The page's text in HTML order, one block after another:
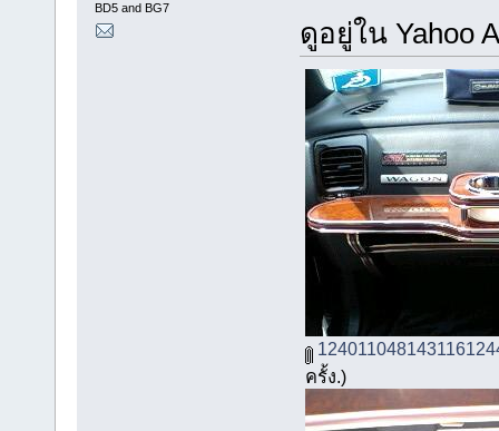
BD5 and BG7
ดูอยู่ใน Yahoo
ครั้ง.)